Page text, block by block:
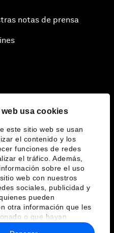
web usa cookies
este sitio web se usan
el contenido y los
funciones de redes
el tráfico. Además,
sobre el uso
web con nuestros
sociales, publicidad y
pueden
otra información que les
o que hayan
del uso que haya
notas de prensa